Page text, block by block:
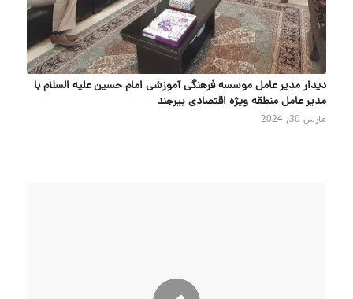
دیدار مدیر عامل موسسه فرهنگی آموزشی امام حسین علیه السلام با
مدیر عامل منطقه ویژه اقتصادی بیرجند
مارس 30, 2024